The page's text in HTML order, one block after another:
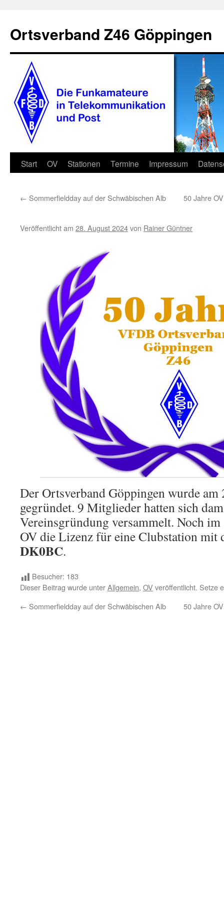
springen
Ortsverband Z46 Göppingen
Start OV Stationen Termine Impressum
← Sommerfieldday auf der Schwäbischen Alb 50 Jahre
Veröffentlicht am 28. August 2024von Rainer Güntner
Der Ortsverband Göppingen wurde am
gegründet. 9 Mitglieder hatten sich
Vereinsgründung versammelt. Noch
OV die Lizenz für eine Clubstation mit
DK0BC.
Besucher: 183
Dieser Beitrag wurde unterAllgemein, OV veröffentlicht. Setze
← Sommerfieldday auf der Schwäbischen Alb 50 Jahre